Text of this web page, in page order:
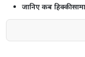
क्या लव बाइट